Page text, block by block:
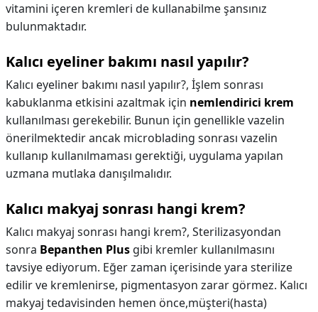
vitamini içeren kremleri de kullanabilme şansınız
bulunmaktadır.
Kalıcı eyeliner bakımı nasıl yapılır?
Kalıcı eyeliner bakımı nasıl yapılır?, İşlem sonrası
kabuklanma etkisini azaltmak için nemlendirici krem
kullanılması gerekebilir. Bunun için genellikle vazelin
önerilmektedir ancak microblading sonrası vazelin
kullanıp kullanılmaması gerektiği, uygulama yapılan
uzmana mutlaka danışılmalıdır.
Kalıcı makyaj sonrası hangi krem?
Kalıcı makyaj sonrası hangi krem?, Sterilizasyondan
sonra Bepanthen Plus gibi kremler kullanılmasını
tavsiye ediyorum. Eğer zaman içerisinde yara sterilize
edilir ve kremlenirse, pigmentasyon zarar görmez. Kalıcı
makyaj tedavisinden hemen önce,müşteri(hasta)